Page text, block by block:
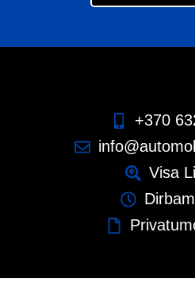
+370
Visa